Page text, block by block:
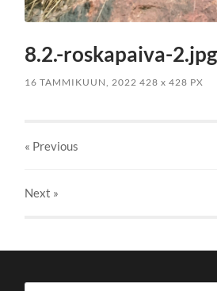
8.2.-roskapaiva-2.jpg
16 TAMMIKUUN, 2022 428x 428 PX
« Previous
Next »